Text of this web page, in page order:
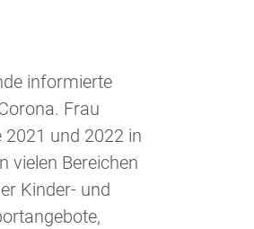
informierte
Frau
und 2022 in
vielen Bereichen
Kinder- und